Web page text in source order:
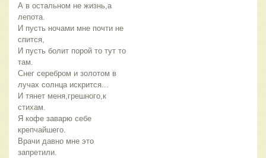
А в остальном не жизнь,а
лепота.
И пусть ночами мне почти не
спится,
И пусть болит порой то тут то
там.
Снег серебром и золотом в
лучах солнца искрится...
И тянет меня,грешного,к
стихам.
Я кофе заварю себе
крепчайшего.
Врачи давно мне это
запретили.